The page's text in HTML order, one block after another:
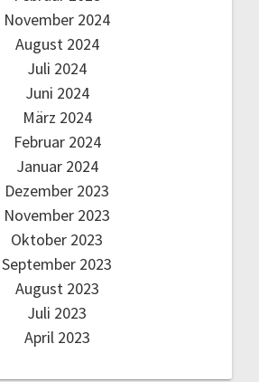
November 2024
August 2024
Juli 2024
Juni 2024
März 2024
Februar 2024
Januar 2024
Dezember 2023
November 2023
Oktober 2023
September 2023
August 2023
Juli 2023
April 2023